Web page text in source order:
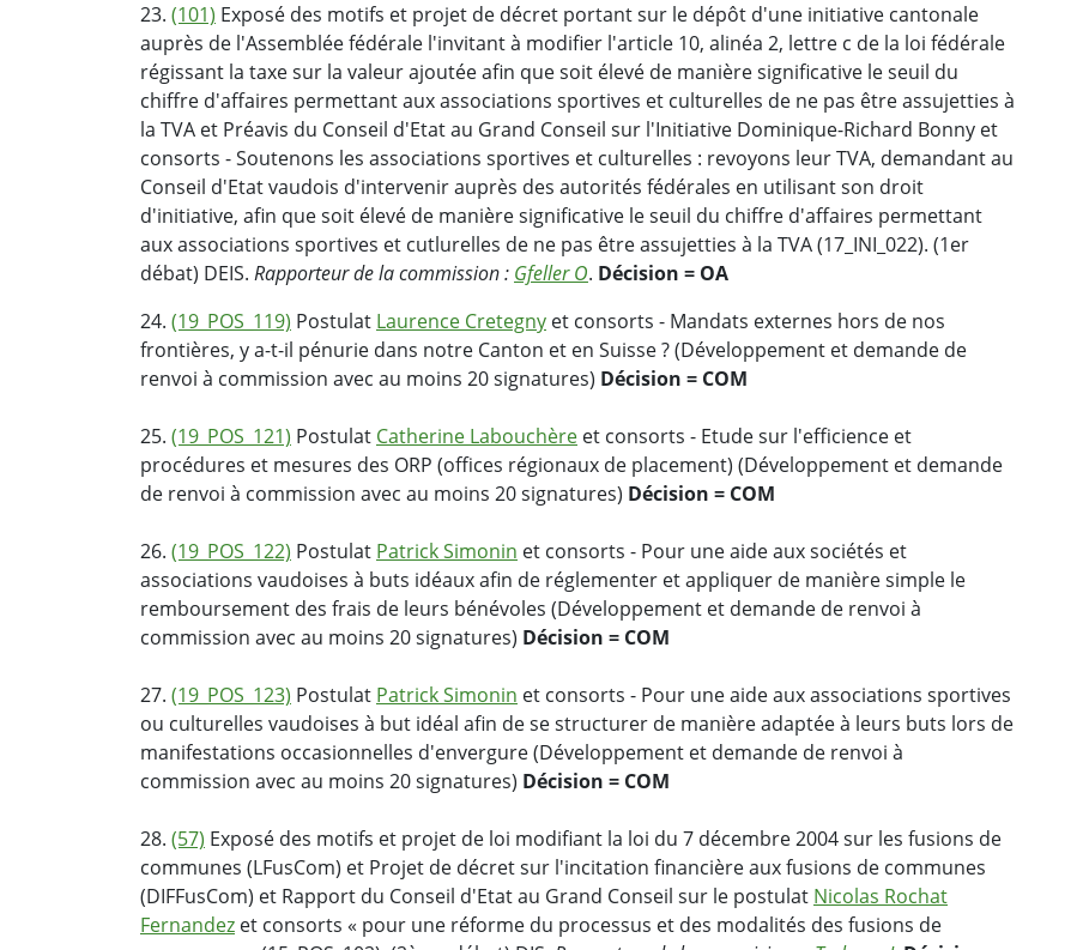
23. (101) Exposé des motifs et projet de décret portant sur le dépôt d'une initiative cantonale
auprès de l'Assemblée fédérale l'invitant à modifier l'article 10, alinéa 2, lettre c de la loi fédérale
régissant la taxe sur la valeur ajoutée afin que soit élevé de manière significative le seuil du
chiffre d'affaires permettant aux associations sportives et culturelles de ne pas être assujetties à
la TVA et Préavis du Conseil d'Etat au Grand Conseil sur l'Initiative Dominique-Richard Bonny et
consorts - Soutenons les associations sportives et culturelles : revoyons leur TVA, demandant au
Conseil d'Etat vaudois d'intervenir auprès des autorités fédérales en utilisant son droit
d'initiative, afin que soit élevé de manière significative le seuil du chiffre d'affaires permettant
aux associations sportives et cutlurelles de ne pas être assujetties à la TVA (17_INI_022). (1er
débat) DEIS. Rapporteur de la commission : Gfeller O. Décision = OA
24. (19_POS_119) Postulat Laurence Cretegny et consorts - Mandats externes hors de nos
frontières, y a-t-il pénurie dans notre Canton et en Suisse ? (Développement et demande de
renvoi à commission avec au moins 20 signatures) Décision = COM
25. (19_POS_121) Postulat Catherine Labouchère et consorts - Etude sur l'efficience et
procédures et mesures des ORP (offices régionaux de placement) (Développement et demande
de renvoi à commission avec au moins 20 signatures) Décision = COM
26. (19_POS_122) Postulat Patrick Simonin et consorts - Pour une aide aux sociétés et
associations vaudoises à buts idéaux afin de réglementer et appliquer de manière simple le
remboursement des frais de leurs bénévoles (Développement et demande de renvoi à
commission avec au moins 20 signatures) Décision = COM
27. (19_POS_123) Postulat Patrick Simonin et consorts - Pour une aide aux associations sportives
ou culturelles vaudoises à but idéal afin de se structurer de manière adaptée à leurs buts lors de
manifestations occasionnelles d'envergure (Développement et demande de renvoi à
commission avec au moins 20 signatures) Décision = COM
28. (57) Exposé des motifs et projet de loi modifiant la loi du 7 décembre 2004 sur les fusions de
communes (LFusCom) et Projet de décret sur l'incitation financière aux fusions de communes
(DIFFusCom) et Rapport du Conseil d'Etat au Grand Conseil sur le postulat Nicolas Rochat
Fernandez et consorts « pour une réforme du processus et des modalités des fusions de